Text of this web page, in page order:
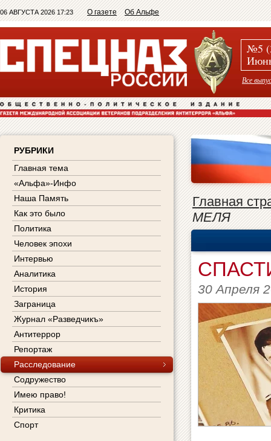
06 АВГУСТА 2026 17:23 О газете Об Альфе
№5
Все
РУБРИКИ
Главная тема
«Альфа»-Инфо
Наша Память
Как это было
Политика
Человек эпохи
Интервью
Аналитика
История
Заграница
Журнал «Разведчикъ»
Антитеррор
Репортаж
Расследование
Содружество
Имею право!
Критика
Спорт
Главная
МЕЛЯ
30 Апреля